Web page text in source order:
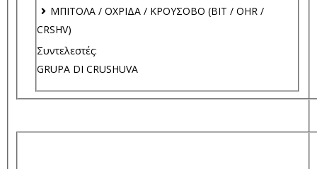
ΜΠΙΤΟΛΑ / ΟΧΡΙΔΑ / ΚΡΟΥΣΟΒΟ (BIT / OHR /
CRSHV)
Συντελεστές:
GRUPA DI CRUSHUVA